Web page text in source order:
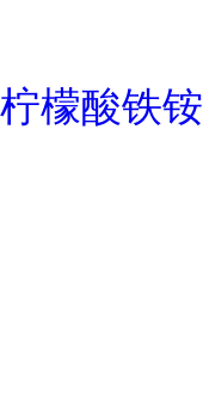
柠檬酸铁铵